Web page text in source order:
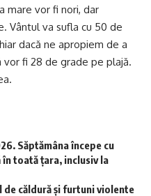
mare vor fi nori, dar
Vântul va sufla cu 50 de
dacă ne apropiem de a
vor fi 28 de grade pe plajă.
Săptămâna începe cu
toată țara, inclusiv la
de căldură și furtuni violente